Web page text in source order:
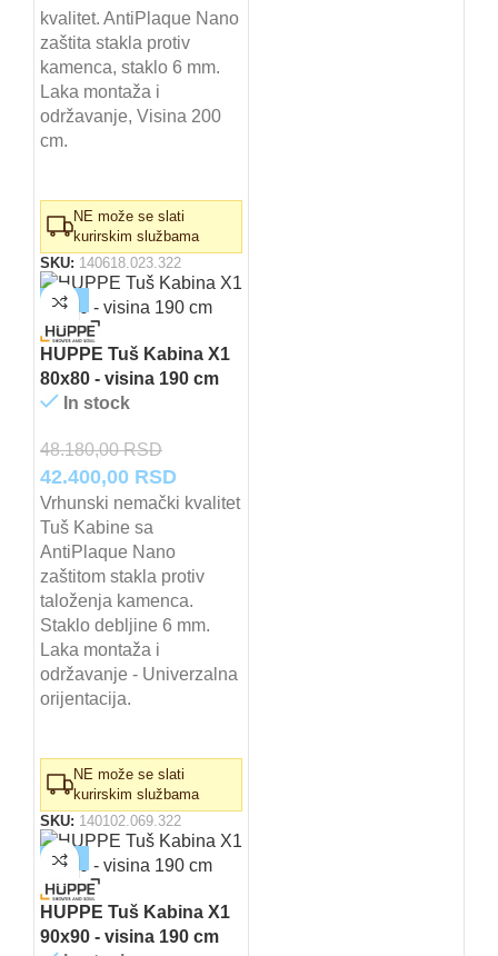
bila:
66.570,00 RSD.
58.580,00 RSD.
kvalitet. AntiPlaque Nano
zaštita stakla protiv
kamenca, staklo 6 mm.
Laka montaža i
održavanje, Visina 200
cm.
NE može se slati
kurirskim službama
SKU: 140618.023.322
-12%
HUPPE Tuš Kabina X1
80x80 - visina 190 cm
In stock
48.180,00RSD
Originalna
cena
je
bila:
48.180,00 RSD.
42.400,00 RSDTrenutna
cena
Vrhunski nemački kvalitet
Tuš Kabine sa
AntiPlaque Nano
zaštitom stakla protiv
taloženja kamenca.
Staklo debljine 6 mm.
Laka montaža i
održavanje - Univerzalna
orijentacija.
NE može se slati
kurirskim službama
SKU: 140102.069.322
-12%
HUPPE Tuš Kabina X1
90x90 - visina 190 cm